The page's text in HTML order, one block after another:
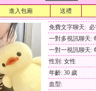
進入包廂 送禮
免費文字聊天:
一對多視訊聊天:
一對一視訊聊天:
性別: 女性
年齡: 30 歲
血型: